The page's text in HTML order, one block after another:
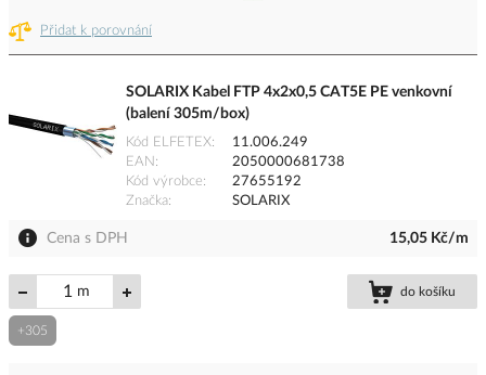
Přidat k porovnání
SOLARIX Kabel FTP 4x2x0,5 CAT5E PE venkovní
(balení 305m/box)
Kód ELFETEX
11.006.249
EAN
2050000681738
Kód výrobce
27655192
Značka
SOLARIX
Cena s DPH 15,05 Kč/m
m do košíku
+305